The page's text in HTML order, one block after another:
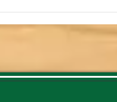
Plantas
Longe!